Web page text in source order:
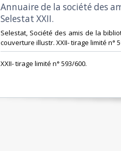
‎Annuaire de la société des
Selestat XXII. ‎
‎Selestat, Société des amis de la
couverture illustr. XXII- tirage limité n°
‎XXII- tirage limité n° 593/600.‎